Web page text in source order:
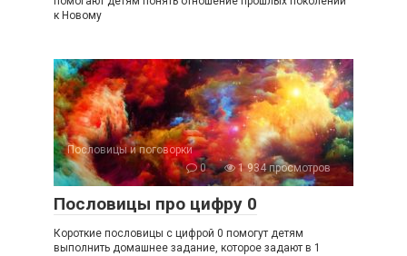
к Новому
Пословицы и поговорки
0
1 934 просмотров
Пословицы про цифру 0
Короткие пословицы с цифрой 0 помогут детям
выполнить домашнее задание, которое задают в 1